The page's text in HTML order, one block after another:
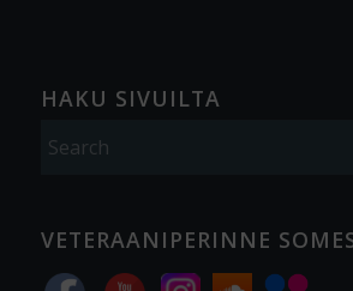
HAKU SIVUILTA
VETERAANIPERINNE